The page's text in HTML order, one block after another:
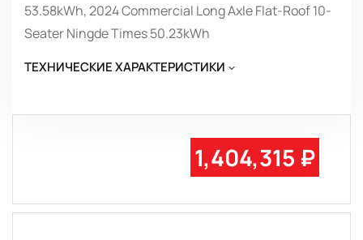
53.58kWh, 2024 Commercial Long Axle Flat-Roof 10-
Seater Ningde Times 50.23kWh
ТЕХНИЧЕСКИЕ ХАРАКТЕРИСТИКИ
1,404,315 ₽